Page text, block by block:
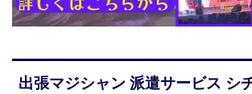
出張マジシャン 派遣サービス シ